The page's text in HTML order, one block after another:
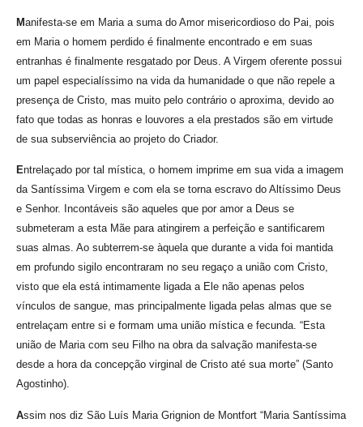
Manifesta-se em Maria a suma do Amor misericordioso do Pai, pois
em Maria o homem perdido é finalmente encontrado e em suas
entranhas é finalmente resgatado por Deus. A Virgem oferente possui
um papel especialíssimo na vida da humanidade o que não repele a
presença de Cristo, mas muito pelo contrário o aproxima, devido ao
fato que todas as honras e louvores a ela prestados são em virtude
de sua subserviência ao projeto do Criador.
Entrelaçado por tal mística, o homem imprime em sua vida a imagem
da Santíssima Virgem e com ela se torna escravo do Altíssimo Deus
e Senhor. Incontáveis são aqueles que por amor a Deus se
submeteram a esta Mãe para atingirem a perfeição e santificarem
suas almas. Ao subterrem-se àquela que durante a vida foi mantida
em profundo sigilo encontraram no seu regaço a união com Cristo,
visto que ela está intimamente ligada a Ele não apenas pelos
vínculos de sangue, mas principalmente ligada pelas almas que se
entrelaçam entre si e formam uma união mística e fecunda. “Esta
união de Maria com seu Filho na obra da salvação manifesta-se
desde a hora da concepção virginal de Cristo até sua morte” (Santo
Agostinho).
Assim nos diz São Luís Maria Grignion de Montfort “Maria Santíssima